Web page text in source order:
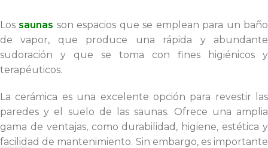
Los saunas son espacios que se emplean para un baño
de vapor, que produce una rápida y abundante
sudoración y que se toma con fines higiénicos y
terapéuticos.
La cerámica es una excelente opción para revestir las
paredes y el suelo de las saunas. Ofrece una amplia
gama de ventajas, como durabilidad, higiene, estética y
facilidad de mantenimiento. Sin embargo, es importante